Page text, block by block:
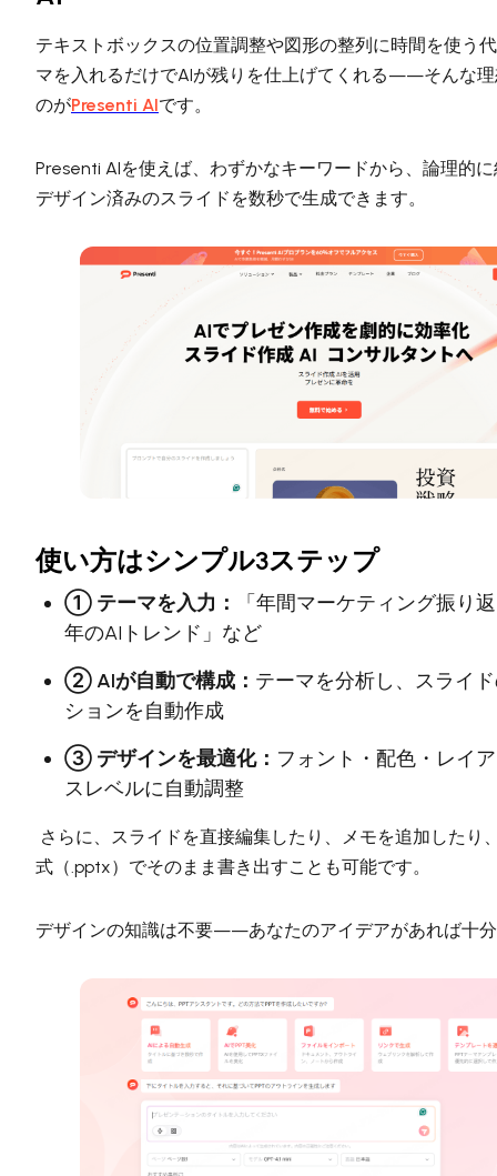
テキストボックスの位置調整や図形の整列に時間を使う
マを入れるだけでAIが残りを仕上げてくれる——そんな
のがPresenti AIです。
Presenti AIを使えば、わずかなキーワードから、論理的
デザイン済みのスライドを数秒で生成できます。
使い方はシンプル3ステップ
① テーマを入力：
「年間マーケティング振り
年のAIトレンド」など
② AIが自動で構成： テーマを分析し、スライ
ションを自動作成
③ デザインを最適化： フォント・配色・レイ
スレベルに自動調整
さらに、スライドを直接編集したり、メモを追加したり
式（.pptx）でそのまま書き出すことも可能です。
デザインの知識は不要——あなたのアイデアがあれば十